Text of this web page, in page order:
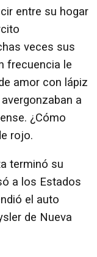
entre su hogar
veces sus
frecuencia le
amor con lápiz
a
¿Cómo
rojo.
terminó su
a los Estados
el auto
de Nueva